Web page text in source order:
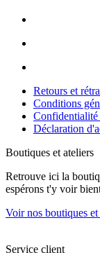
Retours et
Conditions
Confidentialité
Déclaration
Boutiques et ateliers
Retrouve ici la
espérons t'y voir
Voir nos boutiques et
Service client